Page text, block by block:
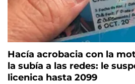
Hacía acrobacia con la
la subía a las redes: le
licenica hasta 2099